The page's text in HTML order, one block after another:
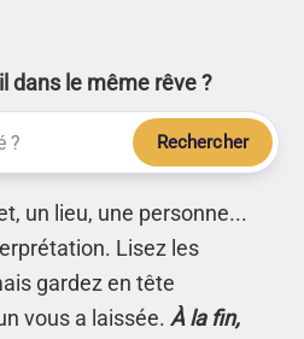
dans le même rêve ?
Rechercher
un lieu, une personne...
Lisez les
gardez en tête
vous a laissée. À la fin,